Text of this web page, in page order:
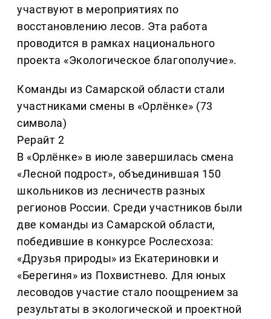
участвуют в мероприятиях по
восстановлению лесов. Эта работа
проводится в рамках национального
проекта «Экологическое благополучие».
Команды из Самарской области стали
участниками смены в «Орлёнке» (73
символа)
Рерайт 2
В «Орлёнке» в июле завершилась смена
«Лесной подрост», объединившая 150
школьников из лесничеств разных
регионов России. Среди участников были
две команды из Самарской области,
победившие в конкурсе Рослесхоза:
«Друзья природы» из Екатериновки и
«Берегиня» из Похвистнево. Для юных
лесоводов участие стало поощрением за
результаты в экологической и проектной